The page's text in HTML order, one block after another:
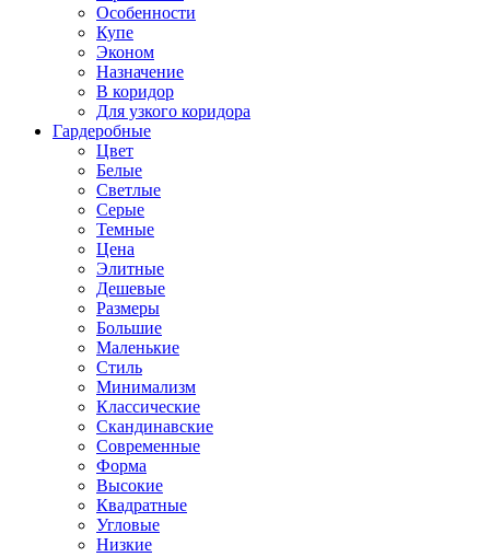
Особенности
Купе
Эконом
Назначение
В коридор
Для узкого коридора
Гардеробные
Цвет
Белые
Светлые
Серые
Темные
Цена
Элитные
Дешевые
Размеры
Большие
Маленькие
Стиль
Минимализм
Классические
Скандинавские
Современные
Форма
Высокие
Квадратные
Угловые
Низкие